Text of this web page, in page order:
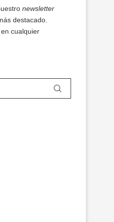
newsletter
destacado.
cualquier